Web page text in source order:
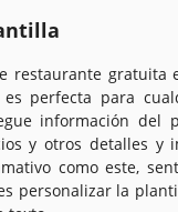
restaurante gratuita
perfecta para
información del
y otros detalles y
como este,
personalizar la